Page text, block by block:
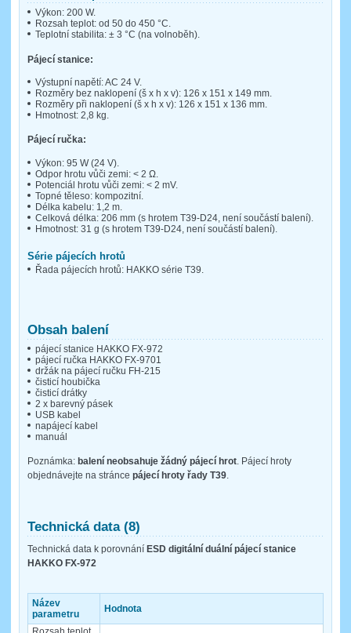
Výkon: 200 W.
Rozsah teplot: od 50 do 450 °C.
Teplotní stabilita: ± 3 °C (na volnoběh).
Pájecí stanice:
Výstupní napětí: AC 24 V.
Rozměry bez naklopení (š x h x v): 126 x 151 x 149 mm.
Rozměry při naklopení (š x h x v): 126 x 151 x 136 mm.
Hmotnost: 2,8 kg.
Pájecí ručka:
Výkon: 95 W (24 V).
Odpor hrotu vůči zemi: < 2 Ω.
Potenciál hrotu vůči zemi: < 2 mV.
Topné těleso: kompozitní.
Délka kabelu: 1,2 m.
Celková délka: 206 mm (s hrotem T39-D24, není součástí balení).
Hmotnost: 31 g (s hrotem T39-D24, není součástí balení).
Série pájecích hrotů
Řada pájecích hrotů: HAKKO série T39.
Obsah balení
pájecí stanice HAKKO FX-972
pájecí ručka HAKKO FX-9701
držák na pájecí ručku FH-215
čisticí houbička
čisticí drátky
2 x barevný pásek
USB kabel
napájecí kabel
manuál
Poznámka: balení neobsahuje žádný pájecí hrot. Pájecí hroty
objednávejte na stránce pájecí hroty řady T39.
Technická data (8)
Technická data k porovnání ESD digitální duální pájecí stanice
HAKKO FX-972
Název
parametru
Hodnota